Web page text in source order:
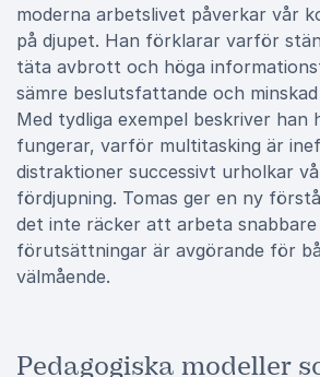
moderna arbetslivet påverkar vår
på djupet. Han förklarar varför
täta avbrott och höga
sämre beslutsfattande och
Med tydliga exempel beskriver
fungerar, varför multitasking är
distraktioner successivt urholkar
fördjupning. Tomas ger en ny
det inte räcker att arbeta
förutsättningar är avgörande för
välmående.
Pedagogiska modeller